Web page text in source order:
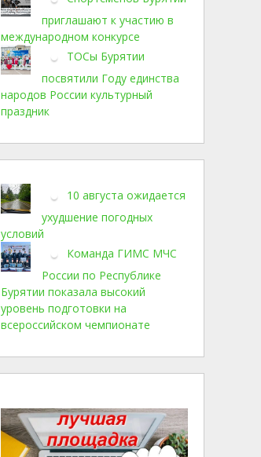
приглашают к участию в
международном конкурсе
ТОСы Бурятии
посвятили Году единства
народов России культурный
праздник
10 августа ожидается
ухудшение погодных
условий
Команда ГИМС МЧС
России по Республике
Бурятии показала высокий
уровень подготовки на
всероссийском чемпионате